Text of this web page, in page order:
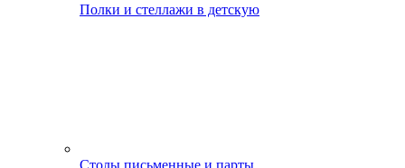
Полки и стеллажи в детскую
Столы письменные и парты